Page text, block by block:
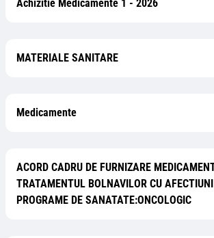
Achizitie Medicamente 1 - 2026
MATERIALE SANITARE
Medicamente
ACORD CADRU DE FURNIZARE
TRATAMENTUL BOLNAVILOR CU
PROGRAME DE SANATATE:ONCOLOGIC